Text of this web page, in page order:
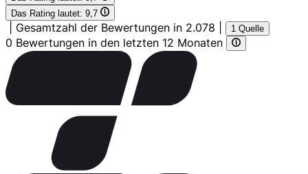
Das Rating lautet: 9,7
Gesamtzahl der Bewertungen in 2.078 1 Quelle
0 Bewertungen in den letzten 12 Monaten